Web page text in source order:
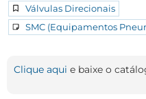
Válvulas Direcionais
SMC (Equipamentos
Clique aqui e baixe o